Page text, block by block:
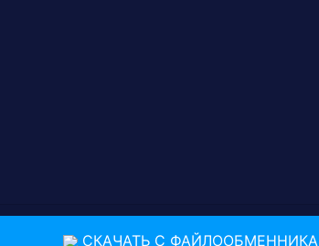
СКАЧАТЬ С ФАЙЛООБМЕННИКА